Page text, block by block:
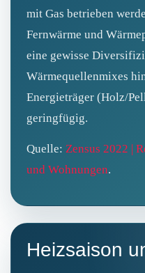
mit Gas betrieben
Fernwärme und
eine gewisse
Wärmequellenmixes
Energieträger (Holz/
geringfügig.
Quelle: Zensus 2022 |
und Wohnungen.
Heizsaison